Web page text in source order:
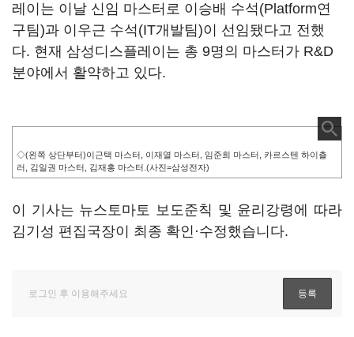
레이는 이날 신임 마스터로 이승배 수석(Platform연
구팀)과 이우근 수석(IT개발팀)이 선임됐다고 전했
다. 현재 삼성디스플레이는 총 9명의 마스터가 R&D
분야에서 활약하고 있다.
◇(왼쪽 상단부터)이근택 마스터, 이재열 마스터, 임준희 마스터, 카르스텐 하이츨
러, 김일권 마스터, 김재홍 마스터.(사진=삼성전자)
이 기사는 뉴스토마토 보도준칙 및 윤리강령에 따라
김기성 편집국장이 최종 확인·수정했습니다.